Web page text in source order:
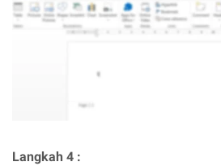
Langkah 4 :